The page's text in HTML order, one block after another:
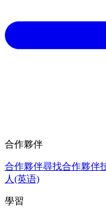
合作夥伴
合作夥伴尋找合作夥伴
人(英语)
學習